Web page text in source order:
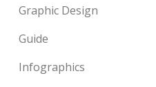
Graphic Design
Guide
Infographics